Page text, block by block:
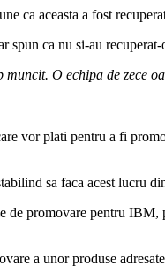
ca aceasta a fost
ca nu si-au
O echipa de zece
vor plati pentru a fi
sa faca acest lucru
promovare pentru
a unor produse